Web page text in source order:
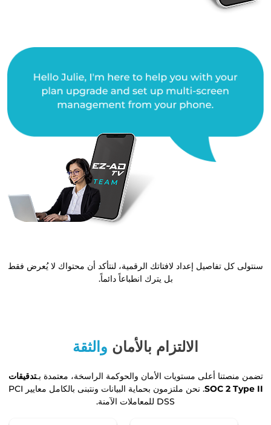
سنتولى كل تفاصيل إعداد لافتاتك الرقمية، لنتأكد أن محتواك لا يُعرض فقط
بل يترك انطباعاً دائماً.
الالتزام بالأمان والثقة
تضمن منصتنا أعلى مستويات الأمان والحوكمة الراسخة، معتمدة بـتدقيقات
SOC 2 Type II
. نحن ملتزمون بحماية البيانات ونتبنى بالكامل معايير PCI
DSS للمعاملات الآمنة.